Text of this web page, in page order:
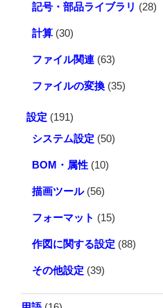
記号・部品ライブラリ (28)
計算 (30)
ファイル関連 (63)
ファイルの変換 (35)
設定 (191)
システム設定 (50)
BOM・属性 (10)
描画ツール(56)
フォーマット (15)
作図に関する設定 (88)
その他設定 (39)